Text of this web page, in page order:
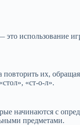
использование
их,
«ст-о-л».
начинаются с
предметами.